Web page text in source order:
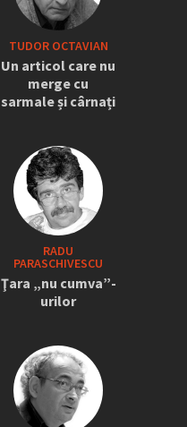
TUDOR OCTAVIAN
Un articol care nu
merge cu
sarmale și cârnați
RADU
PARASCHIVESCU
Ţara „nu cumva”-
urilor